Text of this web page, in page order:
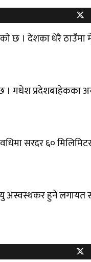
छ । देशका धेरै ठाउँमा
। मधेश प्रदेशबाहेकका
सरदर ६०
अस्वस्थकर हुने